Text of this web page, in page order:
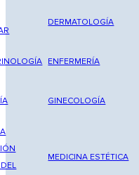
DERMATOLOGÍA
ENFERMERÍA
GINECOLOGÍA
MEDICINA ESTÉTICA